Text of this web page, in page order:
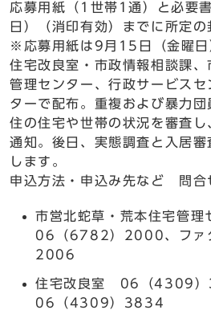
応募用紙（1世帯1通）と必要
日）（消印有効）までに所定の
※応募用紙は9月15日（金曜日
住宅改良室・市政情報相談課
管理センター、行政サービス
ターで配布。重複および暴力
住の住宅や世帯の状況を審査
通知。後日、実態調査と入居
します。
申込方法・申込み先など 問合
市営北蛇草・荒本住宅管
06（6782）2000、ファ
2006
住宅改良室 06（4309）
06（4309）3834